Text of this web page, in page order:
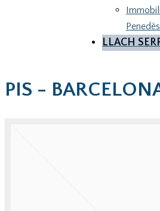
Penedès
LLACH
PIS -